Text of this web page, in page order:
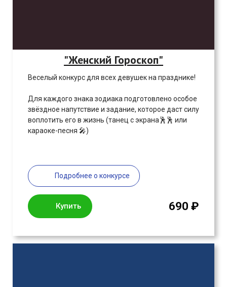
"Женский Гороскоп"
Веселый конкурс для всех девушек на празднике!
Для каждого знака зодиака подготовлено особое
звёздное напутствие и задание, которое даст силу
воплотить его в жизнь (танец с экрана🕺🕺 или
караоке-песня 🎤)
Подробнее о конкурсе
Купить 690 ₽